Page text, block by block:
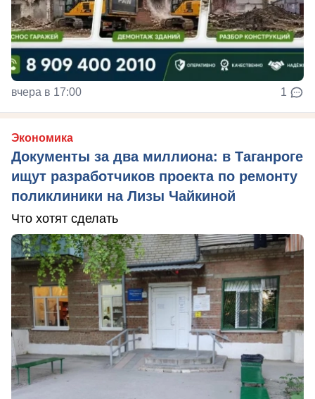
вчера в 17:00 1
Экономика
Документы за два миллиона: в Таганроге
ищут разработчиков проекта по ремонту
поликлиники на Лизы Чайкиной
Что хотят сделать